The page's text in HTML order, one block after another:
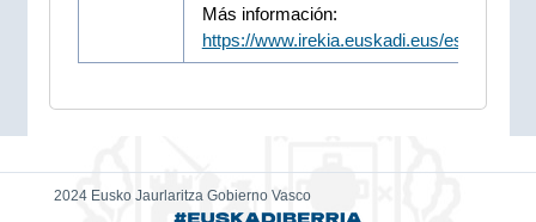
Más información:
https://www.irekia.euskadi.eus/es/news/
2024 Eusko Jaurlaritza Gobierno Vasco